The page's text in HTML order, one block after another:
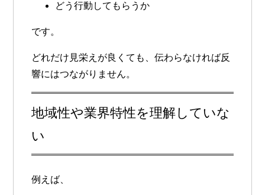
どう行動してもらうか
です。
どれだけ見栄えが良くても、伝わらなければ反
響にはつながりません。
地域性や業界特性を理解していな
い
例えば、